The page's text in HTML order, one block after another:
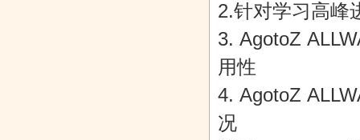
2.针对学习高峰
3. AgotoZ
用性
4. AgotoZ
况